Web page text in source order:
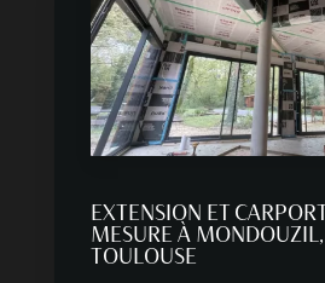
EXTENSION ET
MESURE À MONDOUZIL,
TOULOUSE